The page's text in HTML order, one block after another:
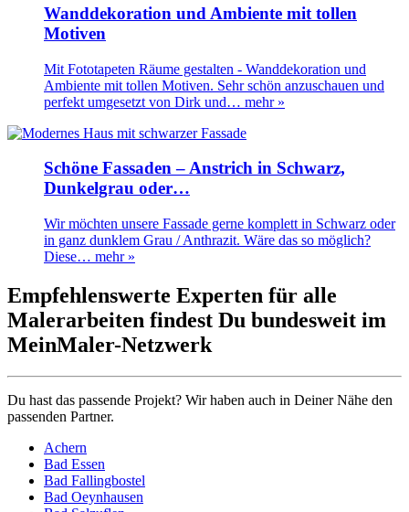
Wanddekoration und Ambiente mit tollen
Motiven
Mit Fototapeten Räume gestalten - Wanddekoration und
Ambiente mit tollen Motiven. Sehr schön anzuschauen und
perfekt umgesetzt von Dirk und… mehr »
Schöne Fassaden – Anstrich in Schwarz,
Dunkelgrau oder…
Wir möchten unsere Fassade gerne komplett in Schwarz oder
in ganz dunklem Grau / Anthrazit. Wäre das so möglich?
Diese… mehr »
Empfehlenswerte Experten für alle
Malerarbeiten findest Du bundesweit im
MeinMaler-Netzwerk
Du hast das passende Projekt? Wir haben auch in Deiner Nähe den
passenden Partner.
Achern
Bad Essen
Bad Fallingbostel
Bad Oeynhausen